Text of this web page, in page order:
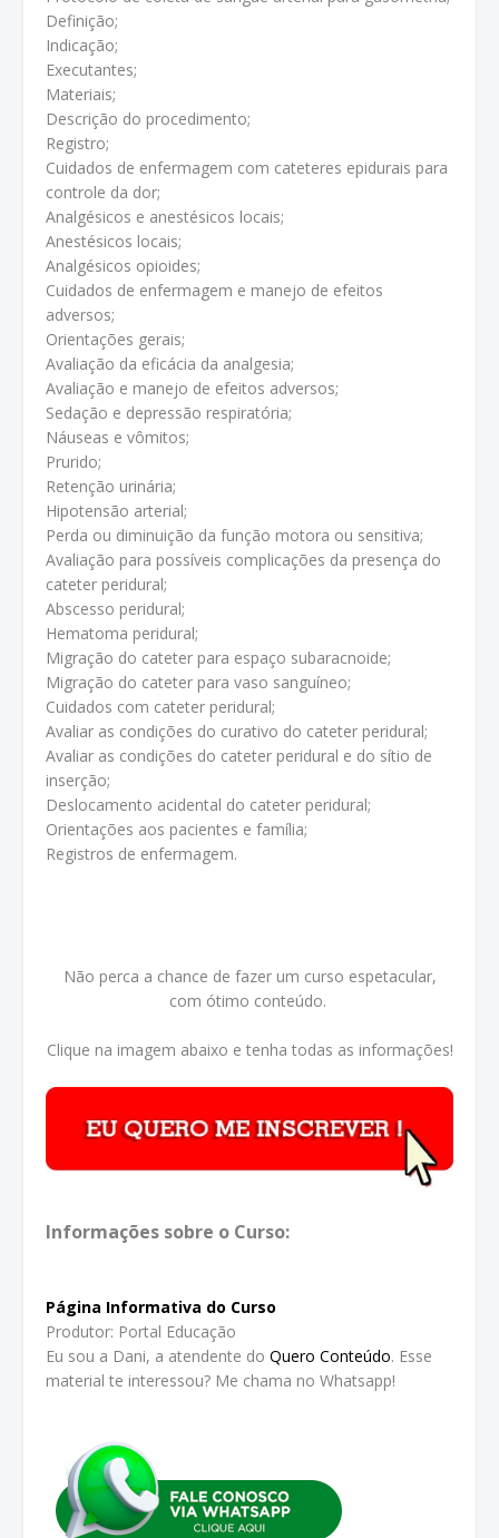
Definição;
Indicação;
Executantes;
Materiais;
Descrição do procedimento;
Registro;
Cuidados de enfermagem com cateteres epidurais para
controle da dor;
Analgésicos e anestésicos locais;
Anestésicos locais;
Analgésicos opioides;
Cuidados de enfermagem e manejo de efeitos
adversos;
Orientações gerais;
Avaliação da eficácia da analgesia;
Avaliação e manejo de efeitos adversos;
Sedação e depressão respiratória;
Náuseas e vômitos;
Prurido;
Retenção urinária;
Hipotensão arterial;
Perda ou diminuição da função motora ou sensitiva;
Avaliação para possíveis complicações da presença do
cateter peridural;
Abscesso peridural;
Hematoma peridural;
Migração do cateter para espaço subaracnoide;
Migração do cateter para vaso sanguíneo;
Cuidados com cateter peridural;
Avaliar as condições do curativo do cateter peridural;
Avaliar as condições do cateter peridural e do sítio de
inserção;
Deslocamento acidental do cateter peridural;
Orientações aos pacientes e família;
Registros de enfermagem.
Não perca a chance de fazer um curso espetacular,
com ótimo conteúdo.
Clique na imagem abaixo e tenha todas as informações!
Informações sobre o Curso:
Página Informativa do Curso
Produtor: Portal Educação
Eu sou a Dani, a atendente do Quero Conteúdo. Esse
material te interessou? Me chama no Whatsapp!